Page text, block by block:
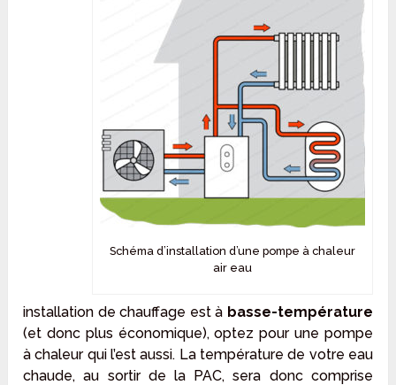
Schéma d’installation d’une pompe à chaleur
air eau
installation de chauffage est à basse-température
(et donc plus économique), optez pour une pompe
à chaleur qui l’est aussi. La température de votre eau
chaude, au sortir de la PAC, sera donc comprise